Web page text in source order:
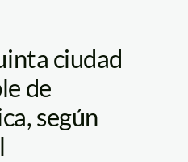
ciudad
de
según